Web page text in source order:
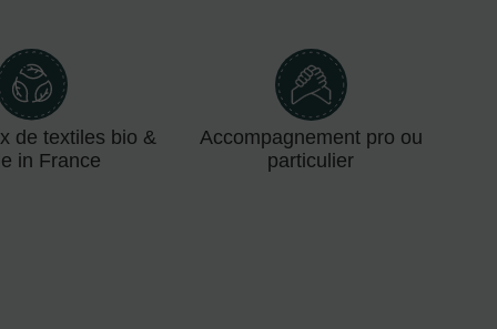
de textiles bio &
in France
Accompagnement pro ou
particulier